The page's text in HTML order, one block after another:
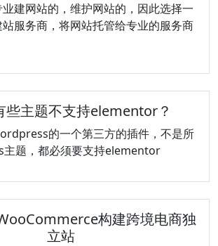
建网站的，维护网站的，因此选择一
服务商，将网站托管给专业的服务商
些主题不支持elementor？
的一个第三方的插件，不是所
题，都必须要支持elementor
构建跨境电商独
立站